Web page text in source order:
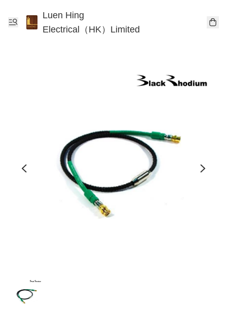
Luen Hing
Electrical（HK）Limited